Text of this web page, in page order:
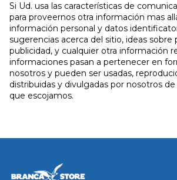
Si Ud. usa las características de
para proveernos otra información mas
información personal y datos
sugerencias acerca del sitio, ideas sobre
publicidad, y cualquier otra información
informaciones pasan a pertenecer en
nosotros y pueden ser usadas,
distribuidas y divulgadas por nosotros
que escojamos.